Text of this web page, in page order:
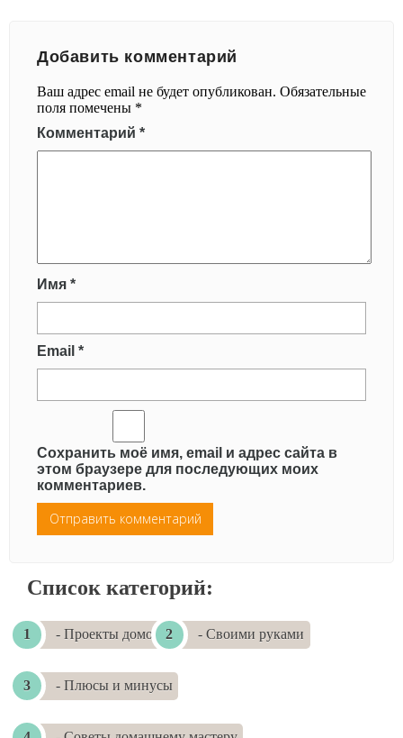
Добавить комментарий
Ваш адрес email не будет опубликован. Обязательные
поля помечены *
Комментарий *
Имя *
Email *
Сохранить моё имя, email и адрес сайта в
этом браузере для последующих моих
комментариев.
Список категорий:
- Проекты домов - Своими руками
- Плюсы и минусы